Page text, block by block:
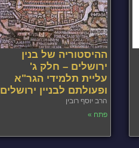
ההיסטוריה של בנין
ירושלים – חלק ג'
עליית תלמידי הגר"א
ופעולתם לבניין ירושלים
הרב יוסף רובין
פתח »